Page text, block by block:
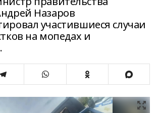
Назаров
участившиеся случаи
на мопедах и